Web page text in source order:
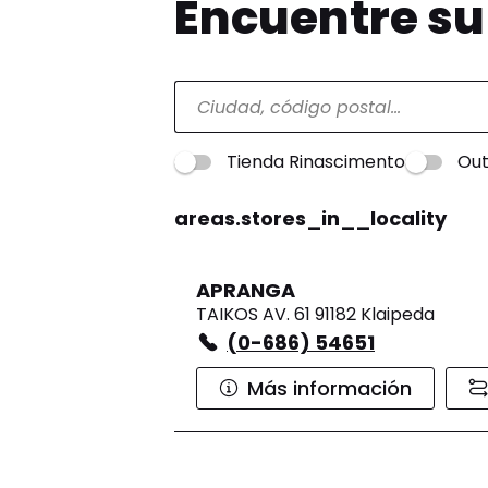
Encuentre
Tienda Rinascimento
areas.stores_in__locality
APRANGA
TAIKOS AV. 61 91182 Klaipeda
(0-686) 54651
Más información